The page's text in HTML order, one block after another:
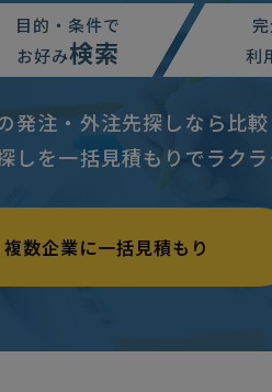
目的・条件で
お好み検索
利
発注・外注先探しなら比較
しを一括見積もりでラクラ
複数企業に一括見積もり